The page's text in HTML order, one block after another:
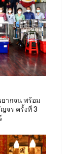
ากจน พร้อม
จร ครั้งที่ 3